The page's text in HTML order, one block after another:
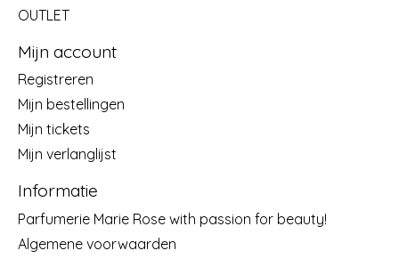
OUTLET
Mijn account
Registreren
Mijn bestellingen
Mijn tickets
Mijn verlanglijst
Informatie
Parfumerie Marie Rose with passion for beauty!
Algemene voorwaarden